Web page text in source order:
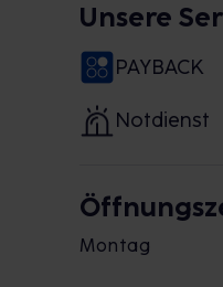
Unsere
PAYBACK
Notdienst
Montag